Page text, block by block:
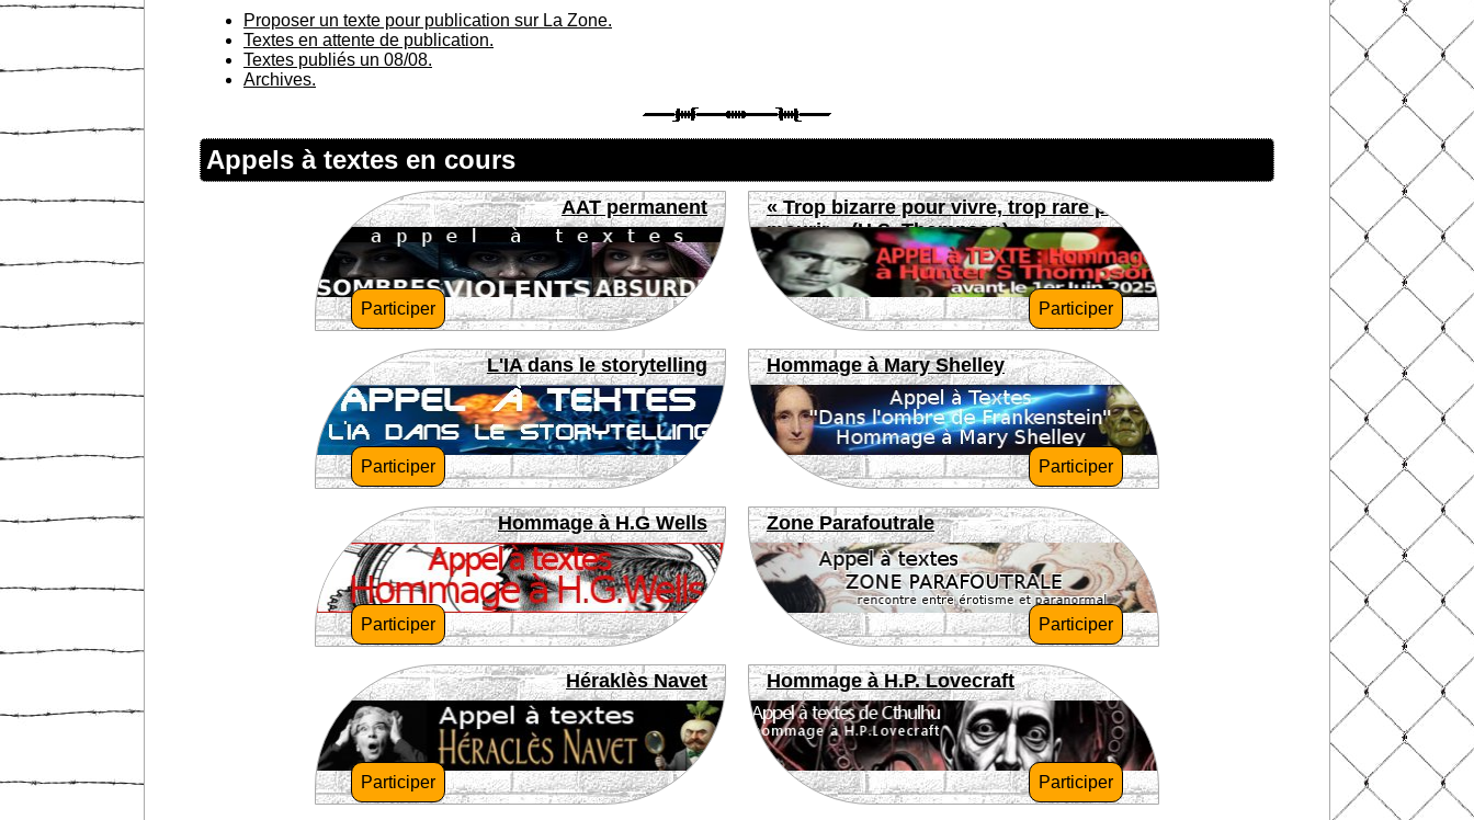
Proposer un texte pour publication sur La Zone.
Textes en attente de publication.
Textes publiés un 08/08.
Archives.
Appels à textes en cours
AAT permanent
Participer
« Trop bizarre pour vivre, trop rare pour
mourir » (H.S. Thompson)
Participer
L'IA dans le storytelling
Participer
Hommage à Mary Shelley
Participer
Hommage à H.G Wells
Participer
Zone Parafoutrale
Participer
Héraklès Navet
Participer
Hommage à H.P. Lovecraft
Participer